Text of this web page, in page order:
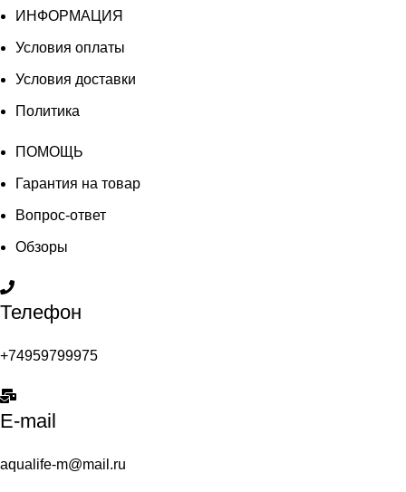
ИНФОРМАЦИЯ
Условия оплаты
Условия доставки
Политика
ПОМОЩЬ
Гарантия на товар
Вопрос-ответ
Обзоры
Телефон
+74959799975
E-mail
aqualife-m@mail.ru